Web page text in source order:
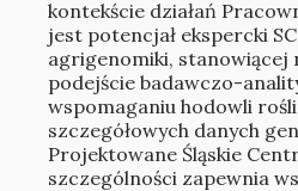
kontekście działań
jest potencjał ekspercki
agrigenomiki, stanowiącej
podejście badawczo-
wspomaganiu hodowli
szczegółowych danych
Projektowane Śląskie
szczególności zapewnia